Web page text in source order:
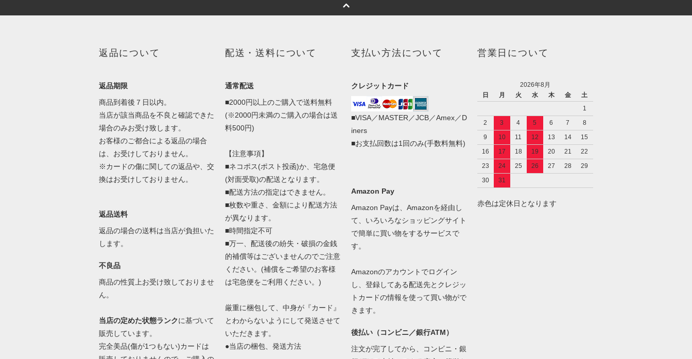
返品について
返品期限
商品到着後７日以内。
当店が該当商品を不良と確認できた
場合のみお受け致します。
お客様のご都合による返品の場合
は、お受けしておりません。
※カードの傷に関しての返品や、交
換はお受けしておりません。
返品送料
返品の場合の送料は当店が負担いた
します。
不良品
商品の性質上お受け致しておりませ
ん。
当店の定めた状態ランクに基づいて
販売しています。
完全美品(傷が1つもない)カードは
配送・送料について
通常配送
■2000円以上のご購入で送料無料
(※2000円未満のご購入の場合は送
料500円)
【注意事項】
■ネコポス(ポスト投函)か、宅急便
(対面受取)の配送となります。
■配送方法の指定はできません。
■枚数や重さ、金額により配送方法
が異なります。
■時間指定不可
■万一、配送後の紛失・破損の金銭
的補償等はございませんのでご注意
ください。(補償をご希望のお客様
は宅急便をご利用ください。)
厳重に梱包して、中身が『カード』
とわからないようにして発送させて
いただきます。
●当店の梱包、発送方法
支払い方法について
クレジットカード
■VISA／MASTER／JCB／Amex／D
iners
■お支払回数は1回のみ(手数料無料)
Amazon Pay
Amazon Payは、Amazonを経由し
て、いろいろなショッピングサイト
で簡単に買い物をするサービスで
す。
Amazonのアカウントでログイン
し、登録してある配送先とクレジッ
トカードの情報を使って買い物がで
きます。
後払い（コンビニ／銀行ATM）
注文が完了してから、コンビニ・銀
営業日について
2026年8月
日
月 火 水 木 金
土
1
2
3 4 5 6 7
8
9
10 11 12 13 14
15
16
17 18 19 20 21
22
23
24 25 26 27 28
29
30
31
赤色は定休日となります